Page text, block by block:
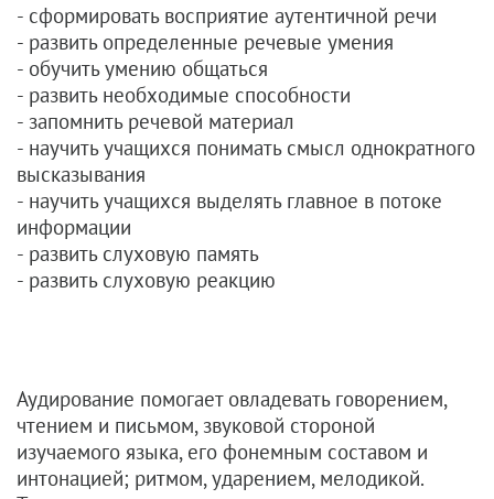
- сформировать восприятие аутентичной речи
- развить определенные речевые умения
- обучить умению общаться
- развить необходимые способности
- запомнить речевой материал
- научить учащихся понимать смысл однократного
высказывания
- научить учащихся выделять главное в потоке
информации
- развить слуховую память
- развить слуховую реакцию
Аудирование помогает овладевать говорением,
чтением и письмом, звуковой стороной
изучаемого языка, его фонемным составом и
интонацией; ритмом, ударением, мелодикой.